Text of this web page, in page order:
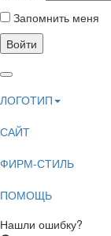
Запомнить меня
Войти
ЛОГОТИП
САЙТ
ФИРМ-СТИЛЬ
ПОМОЩЬ
Нашли ошибку?